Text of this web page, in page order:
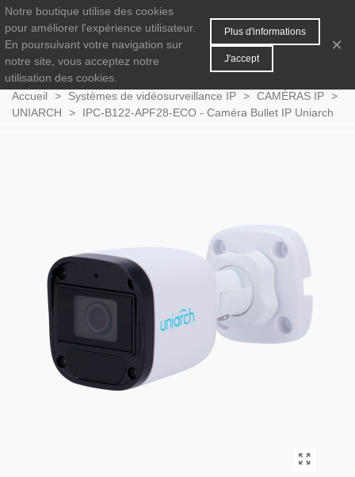
0 MENU
Accueil > Systèmes de vidéosurveillance IP > CAMÉRAS IP >
UNIARCH
> IPC-B122-APF28-ECO - Caméra Bullet IP Uniarch
Notre boutique utilise des cookies
pour améliorer l'expérience utilisateur.
En poursuivant votre navigation sur
notre site, vous acceptez notre
utilisation des cookies.
Plus d'informations
J'accept
×